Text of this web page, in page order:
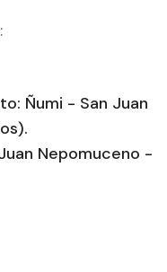
Ñumi - San Juan
Nepomuceno -